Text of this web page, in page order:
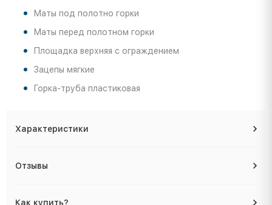
Маты под полотно горки
Маты перед полотном горки
Площадка верхняя с ограждением
Зацепы мягкие
Горка-труба пластиковая
Характеристики
Отзывы
Как купить?